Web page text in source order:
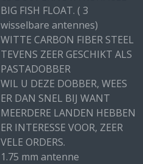
BIG FISH FLOAT. ( 3
wisselbare antennes)
WITTE CARBON FIBER STEEL
TEVENS ZEER GESCHIKT ALS
PASTADOBBER
WIL U DEZE DOBBER, WEES
ER DAN SNEL BIJ WANT
MEERDERE LANDEN HEBBEN
ER INTERESSE VOOR, ZEER
VELE ORDERS.
1.75 mm antenne